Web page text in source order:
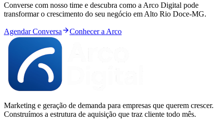
Converse com nosso time e descubra como a Arco Digital pode
transformar o crescimento do seu negócio em Alto Rio Doce-MG.
Agendar Conversa Conhecer a Arco
Marketing e geração de demanda para empresas que querem crescer.
Construímos a estrutura de aquisição que traz cliente todo mês.